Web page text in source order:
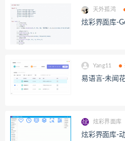
天外孤鸿
炫彩界面库-
Yang11
易语言-未闻
炫彩界面库
炫彩界面库-